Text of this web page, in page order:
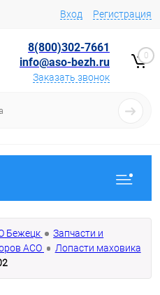
Вход Регистрация
8(800)302-7661
info@aso-bezh.ru
Заказать звонок
0
Бежецк
Запчасти и
АСО
Лопасти маховика